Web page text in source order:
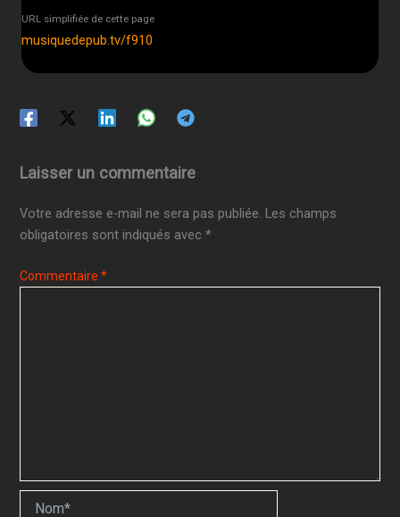
URL simplifiée de cette page
musiquedepub.tv/f910
Laisser un commentaire
Votre adresse e-mail ne sera pas publiée. Les champs
obligatoires sont indiqués avec*
Commentaire*